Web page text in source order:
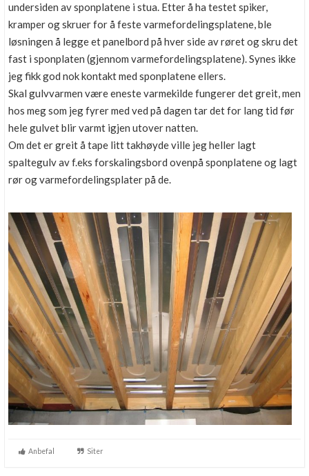
undersiden av sponplatene i stua. Etter å ha testet spiker,
kramper og skruer for å feste varmefordelingsplatene, ble
løsningen å legge et panelbord på hver side av røret og skru det
fast i sponplaten (gjennom varmefordelingsplatene). Synes ikke
jeg fikk god nok kontakt med sponplatene ellers.
Skal gulvvarmen være eneste varmekilde fungerer det greit, men
hos meg som jeg fyrer med ved på dagen tar det for lang tid før
hele gulvet blir varmt igjen utover natten.
Om det er greit å tape litt takhøyde ville jeg heller lagt
spaltegulv av f.eks forskalingsbord ovenpå sponplatene og lagt
rør og varmefordelingsplater på de.
Anbefal Siter